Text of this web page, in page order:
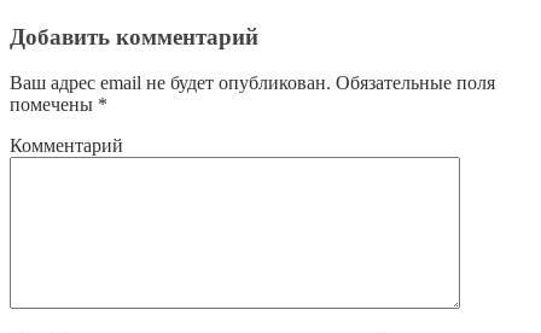
Добавить комментарий
Ваш адрес email не будет опубликован. Обязательные поля
помечены *
Комментарий